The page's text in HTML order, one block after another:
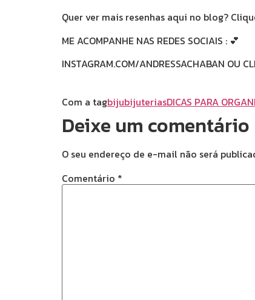
Quer ver mais resenhas aqui no blog?
ME ACOMPANHE NAS REDES SOCIAIS : 💕
INSTAGRAM.COM/ANDRESSACHABAN OU
Espero que
Com a tagbijubijuteriasDICAS PARA
Deixe um comentário
O seu endereço de e-mail não será
Comentário *